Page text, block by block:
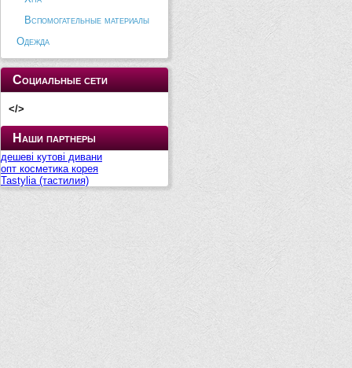
Вспомогательные материалы
Одежда
Социальные сети
</>
Наши партнеры
дешеві кутові дивани
опт косметика корея
Tastylia (тастилия)